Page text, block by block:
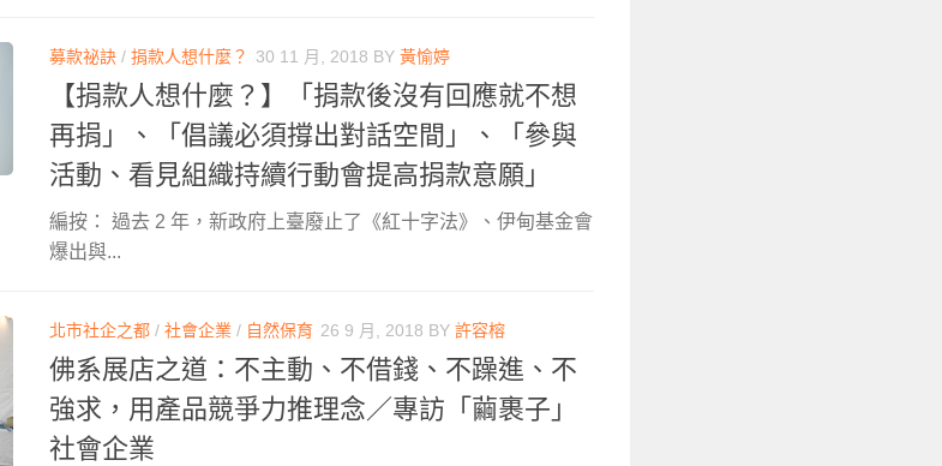
募款祕訣 / 捐款人想什麼？ 30 11 月, 2018 BY 黃愉婷
【捐款人想什麼？】「捐款後沒有回應就不想
再捐」、「倡議必須撐出對話空間」、「參與
活動、看見組織持續行動會提高捐款意願」
編按： 過去 2 年，新政府上臺廢止了《紅十字法》、伊甸基金會
爆出與...
北市社企之都 / 社會企業 / 自然保育 26 9 月, 2018 BY 許容榕
佛系展店之道：不主動、不借錢、不躁進、不
強求，用產品競爭力推理念／專訪「繭裹子」
社會企業